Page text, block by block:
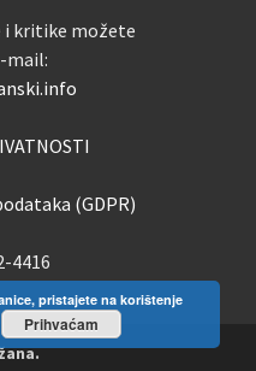
i kritike možete
mail:
(GDPR)
4416
pristajete na korištenje
Prihvaćam